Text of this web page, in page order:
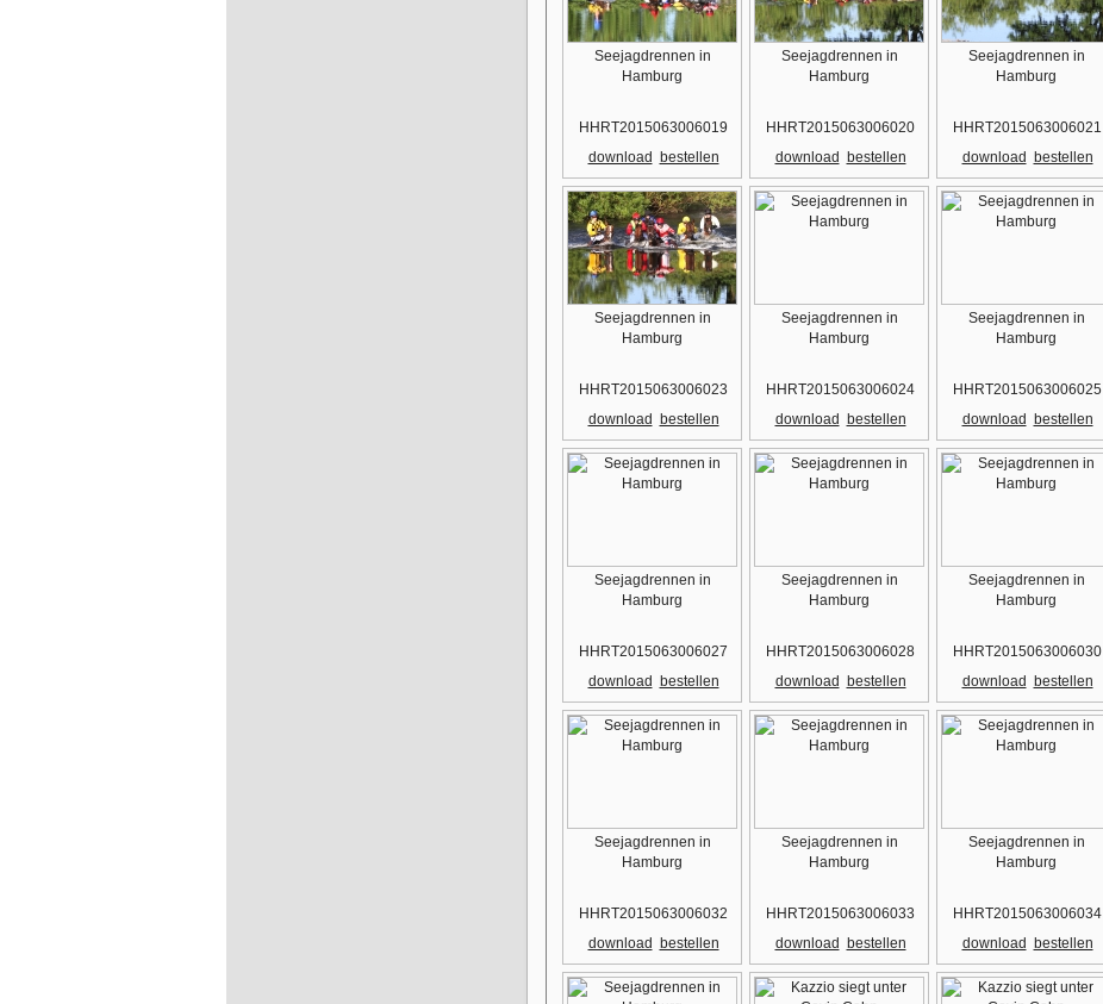
Seejagdrennen in
Hamburg
HHRT2015063006019
download
bestellen
Seejagdrennen in
Hamburg
HHRT2015063006020
download
bestellen
Seejagdrennen in
Hamburg
HHRT2015063006021
download
bestellen
Seejagdrennen in
Hamburg
HHRT2015063006023
download
bestellen
Seejagdrennen in
Hamburg
HHRT2015063006024
download
bestellen
Seejagdrennen in
Hamburg
HHRT2015063006025
download
bestellen
Seejagdrennen in
Hamburg
HHRT2015063006027
download
bestellen
Seejagdrennen in
Hamburg
HHRT2015063006028
download
bestellen
Seejagdrennen in
Hamburg
HHRT2015063006030
download
bestellen
Seejagdrennen in
Hamburg
HHRT2015063006032
download
bestellen
Seejagdrennen in
Hamburg
HHRT2015063006033
download
bestellen
Seejagdrennen in
Hamburg
HHRT2015063006034
download
bestellen